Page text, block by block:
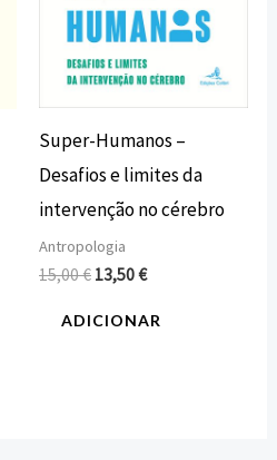
Super-Humanos –
Desafios e limites da
intervenção no cérebro
Antropologia
15,00€ 13,50€
ADICIONAR